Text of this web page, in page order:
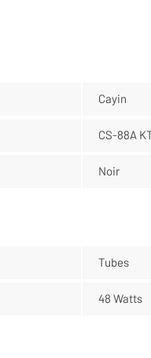
Cayin
CS-88A
Noir
Tubes
48 Watts